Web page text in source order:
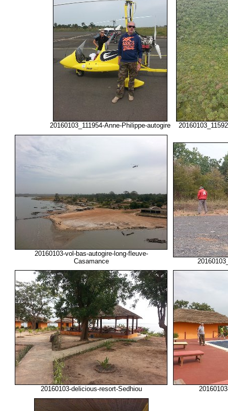
20160103_111954-Anne-Philippe-autogire
20160103-vol-bas-autogire-long-fleuve-
Casamance
20160103-delicious-resort-Sedhiou